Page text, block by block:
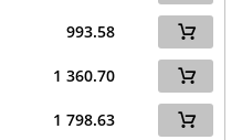
993.58
1 360.70
1 798.63